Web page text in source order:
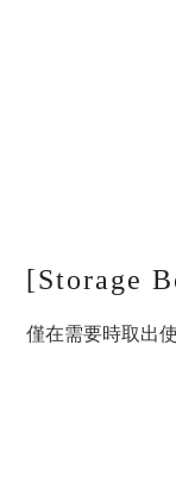
[Storage
僅在需要時取出